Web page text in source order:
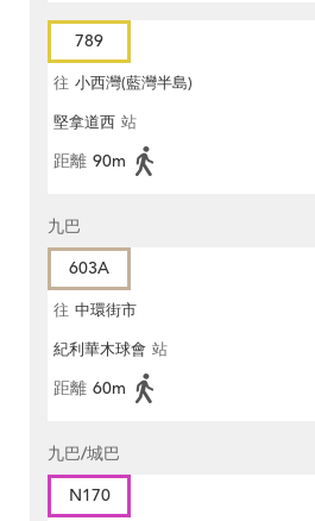
789
往 小西灣(藍灣半島)
堅拿道西 站
距離 90m
九巴
603A
往 中環街市
紀利華木球會 站
距離 60m
九巴/城巴
N170